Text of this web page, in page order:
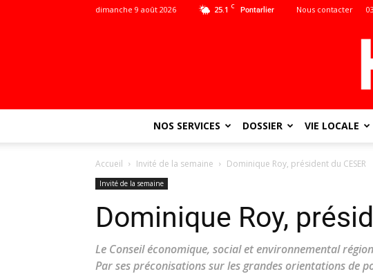
25.1 C Pontarlier
dimanche 9 août 2026 Nous contacter
NOS SERVICES DOSSIER VIE LOCALE
Accueil Invité de la semaine Dominique Roy, président du CESER
Invité de la semaine
Dominique Roy,
Le Conseil économique, social et environnemental
Par ses préconisations sur les grandes orientations de